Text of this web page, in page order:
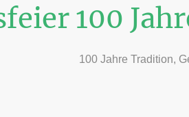
100
100 Jahre Tradition,